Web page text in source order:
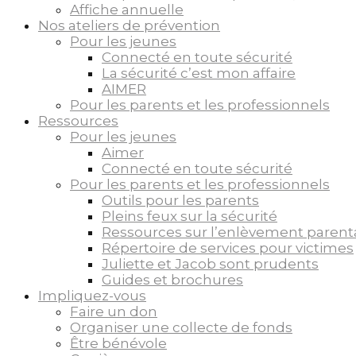
Affiche annuelle
Nos ateliers de prévention
Pour les jeunes
Connecté en toute sécurité
La sécurité c’est mon affaire
AIMER
Pour les parents et les professionnels
Ressources
Pour les jeunes
Aimer
Connecté en toute sécurité
Pour les parents et les professionnels
Outils pour les parents
Pleins feux sur la sécurité
Ressources sur l’enlèvement
Répertoire de services pour victimes
Juliette et Jacob sont prudents
Guides et brochures
Impliquez-vous
Faire un don
Organiser une collecte de fonds
Être bénévole